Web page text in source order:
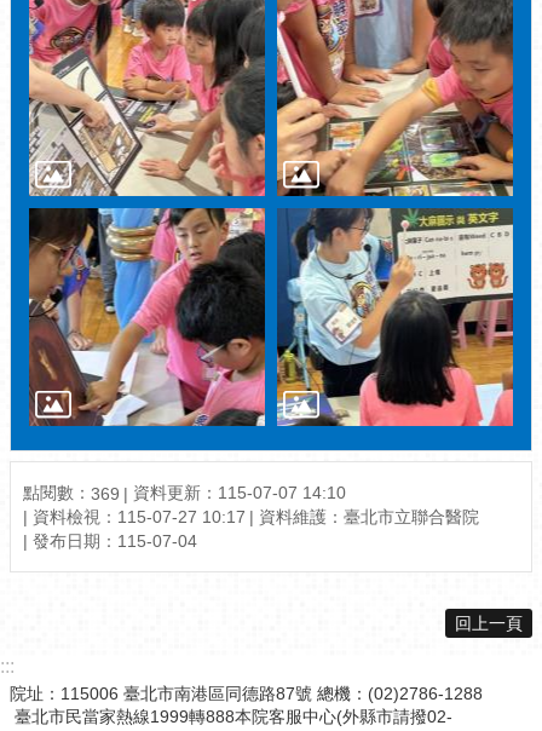
點閱數： 369
資料更新：115-07-07 14:10
資料檢視：115-07-27 10:17
資料維護：臺北市立聯合醫院
發布日期：115-07-04
回上一頁
:::
院址：115006 臺北市南港區同德路87號 總機：(02)2786-1288
臺北市民當家熱線1999轉888本院客服中心(外縣市請撥02-